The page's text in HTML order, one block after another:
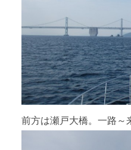
前方は瀬戸大橋。一路～